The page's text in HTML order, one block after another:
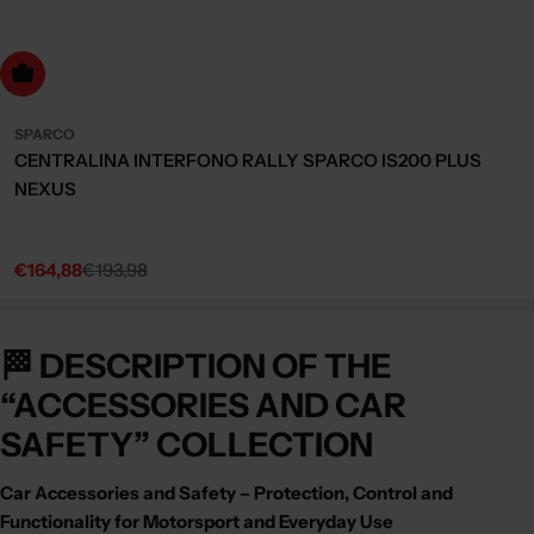
to cart
SPARCO
CENTRALINA INTERFONO RALLY SPARCO IS200 PLUS
NEXUS
Sale
€164,88
Regular€193,98
🏁 DESCRIPTION OF THE
“ACCESSORIES AND CAR
SAFETY” COLLECTION
Car Accessories and Safety – Protection, Control and
Functionality for Motorsport and Everyday Use